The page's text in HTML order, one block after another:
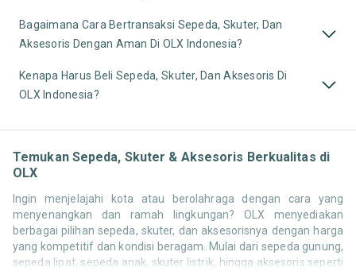
Bagaimana Cara Bertransaksi Sepeda, Skuter, Dan
Aksesoris Dengan Aman Di OLX Indonesia?
Kenapa Harus Beli Sepeda, Skuter, Dan Aksesoris Di
OLX Indonesia?
Temukan Sepeda, Skuter & Aksesoris Berkualitas di
OLX
Ingin menjelajahi kota atau berolahraga dengan cara yang
menyenangkan dan ramah lingkungan? OLX menyediakan
berbagai pilihan sepeda, skuter, dan aksesorisnya dengan harga
yang kompetitif dan kondisi beragam. Mulai dari sepeda gunung,
sepeda lipat, sepeda anak, skuter listrik, hingga aksesoris seperti